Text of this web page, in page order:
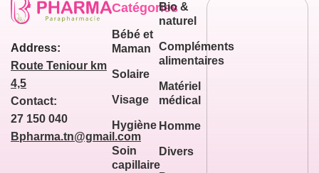
Address:
Route Teniour km
4,5
Contact:
27 150 040
Bpharma.tn@gmail.com
Catégories
Bébé et
Maman
Solaire
Visage
Hygiène
Soin
capillaire
Bio &
naturel
Compléments
alimentaires
Matériel
médical
Homme
Divers